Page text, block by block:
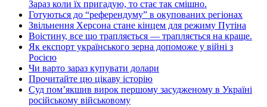
Зараз коли їх пригадую, то стає так смішно.
Готуються до “референдуму” в окупованих регіонах
Звільнення Херсона стане кінцем для режиму Путіна
Воістину, все що трапляється — трапляється на краще.
Як експорт українського зерна допоможе у війні з
Росією
Чи варто зараз купувати долари
Прочитайте цю цікаву історію
Суд пом’якшив вирок першому засудженому в Україні
російському військовому